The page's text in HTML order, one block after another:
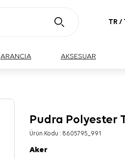
TR /
ARANCIA AKSESUAR
Pudra Polyester
Ürün Kodu : 8605795_991
Aker